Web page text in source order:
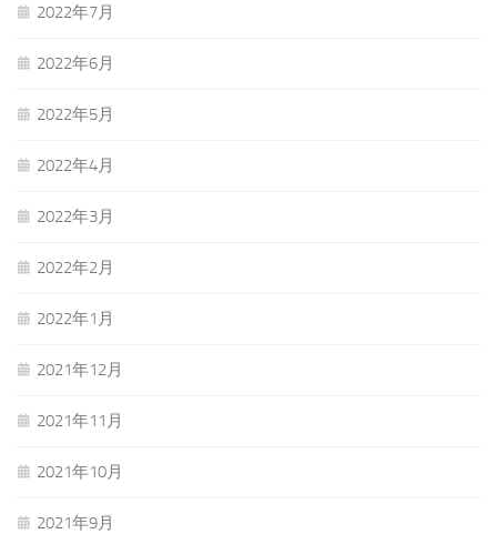
2022年7月
2022年6月
2022年5月
2022年4月
2022年3月
2022年2月
2022年1月
2021年12月
2021年11月
2021年10月
2021年9月